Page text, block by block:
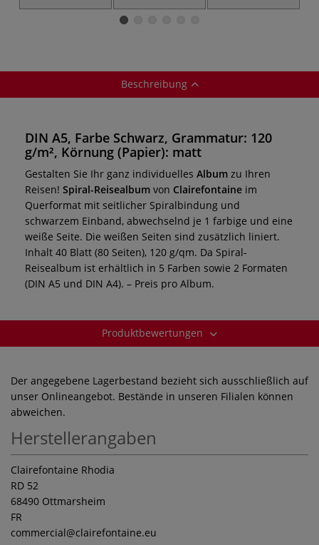
Spiralalbum zum
Individualisieren
Spiralalbum
Beschreibung
DIN A5, Farbe Schwarz, Grammatur: 120
g/m², Körnung (Papier): matt
Gestalten Sie Ihr ganz individuelles Album zu Ihren
Reisen! Spiral-Reisealbum von Clairefontaine im
Querformat mit seitlicher Spiralbindung und
schwarzem Einband, abwechselnd je 1 farbige und eine
weiße Seite. Die weißen Seiten sind zusätzlich liniert.
Inhalt 40 Blatt (80 Seiten), 120 g/qm. Da Spiral-
Reisealbum ist erhältlich in 5 Farben sowie 2 Formaten
(DIN A5 und DIN A4). – Preis pro Album.
Produktbewertungen
Der angegebene Lagerbestand bezieht sich ausschließlich auf
unser Onlineangebot. Bestände in unseren Filialen können
abweichen.
Herstellerangaben
Clairefontaine Rhodia
RD 52
68490 Ottmarsheim
FR
commercial@clairefontaine.eu